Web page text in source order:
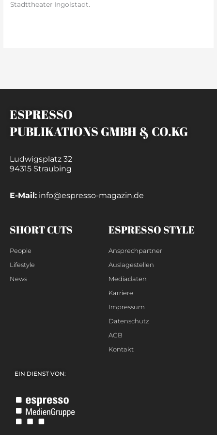
Stadttheater Ingolstadt.
ESPRESSO
PUBLIKATIONS GMBH & CO.KG
Ludwigsplatz 32
94315 Straubing
E-Mail: info@espresso-magazin.de
SHORT CUTS
People
Lifestyle
News
ESPRESSO STYLE
Ansprechpartner
Auslagestellen
Mediadaten
Karriere
Impressum
Datenschutz
AGB
Kontakt
EIN DIENST VON: